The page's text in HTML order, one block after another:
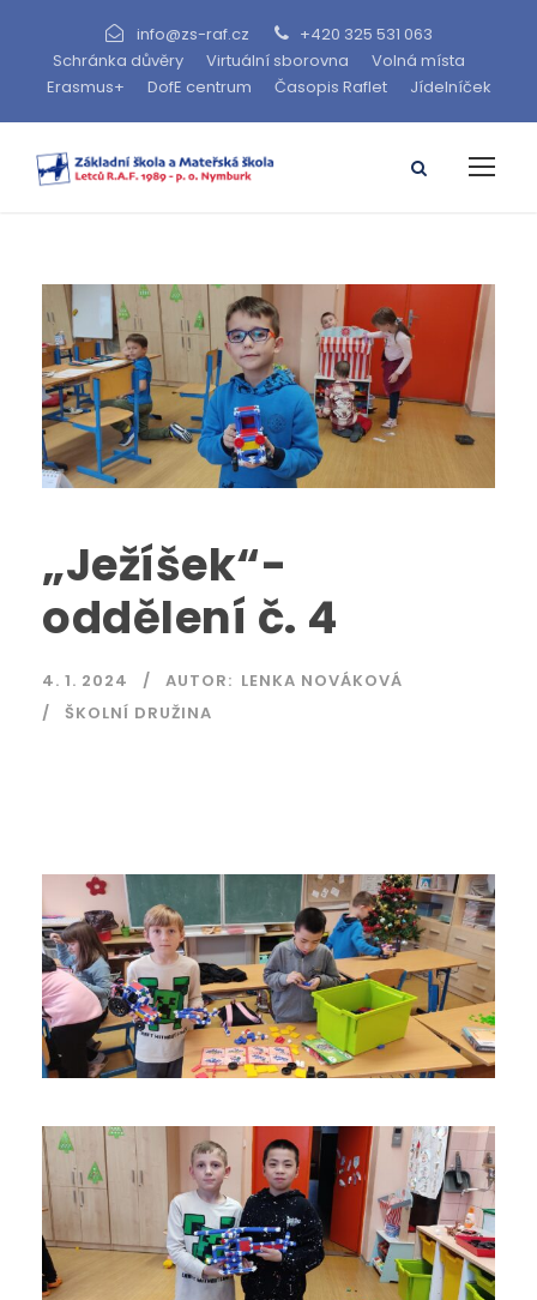
info@zs-raf.cz
+420 325 531 063
Schránka důvěry
Virtuální sborovna
Volná místa
Erasmus+
DofE centrum Časopis Raflet Jídelníček
„Ježíšek“-
oddělení č. 4
4. 1. 2024 AUTOR: LENKA NOVÁKOVÁ
ŠKOLNÍ DRUŽINA